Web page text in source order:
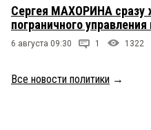
Сергея МАХОРИНА сразу
пограничного
6 августа 09:30 1 1322
Все новости политики →